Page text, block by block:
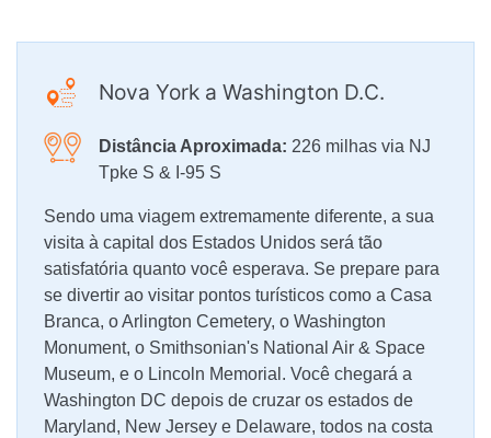
Nova York a Washington D.C.
Distância Aproximada: 226 milhas via NJ
Tpke S & I-95 S
Sendo uma viagem extremamente diferente, a sua
visita à capital dos Estados Unidos será tão
satisfatória quanto você esperava. Se prepare para
se divertir ao visitar pontos turísticos como a Casa
Branca, o Arlington Cemetery, o Washington
Monument, o Smithsonian's National Air & Space
Museum, e o Lincoln Memorial. Você chegará a
Washington DC depois de cruzar os estados de
Maryland, New Jersey e Delaware, todos na costa